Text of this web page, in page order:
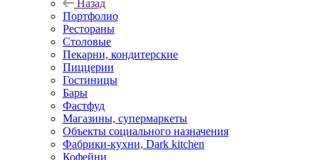
Назад
Портфолио
Рестораны
Столовые
Пекарни, кондитерские
Пиццерии
Гостиницы
Бары
Фастфуд
Магазины, супермаркеты
Объекты социального назначения
Фабрики-кухни, Dark kitchen
Кофейни